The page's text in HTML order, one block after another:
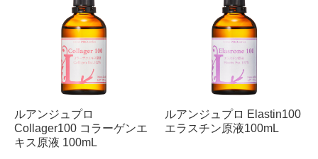
ルアンジュプロ
Collager100 コラーゲンエ
キス原液 100mL
ルアンジュプロ Elastin100
エラスチン原液100mL